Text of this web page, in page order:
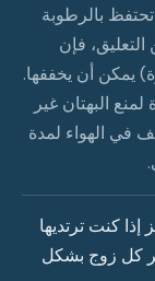
تحتفظ بالرطوبة
فإن
يمكن أن يخففها.
البهتان غير
في الهواء لمدة
إذا كنت ترتديها
كل زوج بشكل